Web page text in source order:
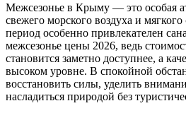
Межсезонье в Крыму — это особая
свежего морского воздуха и
период особенно привлекателен
межсезонье цены 2026, ведь
становится заметно доступнее, а
высоком уровне. В спокойной
восстановить силы, уделить
насладиться природой без